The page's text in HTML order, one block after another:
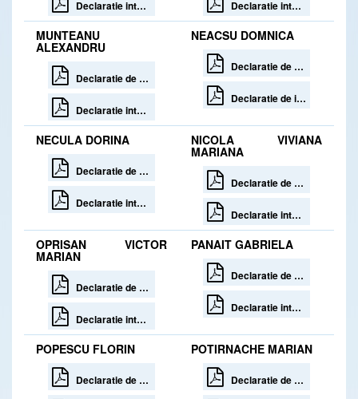
Declaratie interese Declaratie interese
MUNTEANU
ALEXANDRU
Declaratie de avere
Declaratie interese
NEACSU DOMNICA
Declaratie de avere
Declaratie de interese
NECULA DORINA
Declaratie de avere 30 zile de la incetare
Declaratie interese 30 zile de la incetare
NICOLA VIVIANA
MARIANA
Declaratie de avere 30 zile de la incetare
Declaratie interese 30 zile de la numire
OPRISAN VICTOR
MARIAN
Declaratie de avere
Declaratie interese
PANAIT GABRIELA
Declaratie de avere la incetare
Declaratie interese la incetare
POPESCU FLORIN
Declaratie de avere 30 zile de la incetare
POTIRNACHE MARIAN
Declaratie de avere 30 zile de la incetare